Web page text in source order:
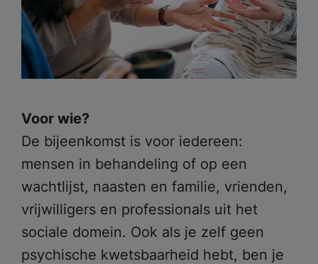
Voor wie?
De bijeenkomst is voor iedereen:
mensen in behandeling of op een
wachtlijst, naasten en familie, vrienden,
vrijwilligers en professionals uit het
sociale domein. Ook als je zelf geen
psychische kwetsbaarheid hebt, ben je